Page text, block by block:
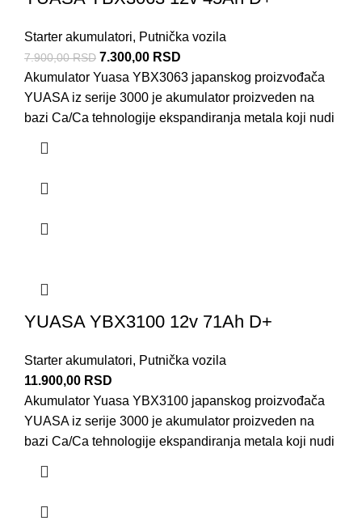
Starter akumulatori, Putnička vozila
7.900,00RSD 7.300,00 RSD
Akumulator Yuasa YBX3063 japanskog proizvođača
YUASA iz serije 3000 je akumulator proizveden na
bazi Ca/Ca tehnologije ekspandiranja metala koji nudi
YUASA YBX3100 12v 71Ah D+
Starter akumulatori, Putnička vozila
11.900,00 RSD
Akumulator Yuasa YBX3100 japanskog proizvođača
YUASA iz serije 3000 je akumulator proizveden na
bazi Ca/Ca tehnologije ekspandiranja metala koji nudi